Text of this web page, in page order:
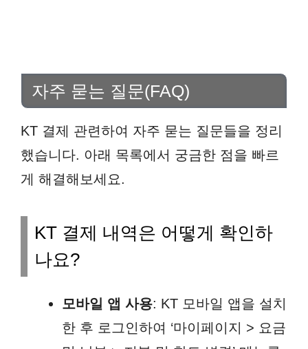
자주 묻는 질문(FAQ)
KT 결제 관련하여 자주 묻는 질문들을 정리
했습니다. 아래 목록에서 궁금한 점을 빠르
게 해결해보세요.
KT 결제 내역은 어떻게 확인하
나요?
모바일 앱 사용: KT 모바일 앱을 설치
한 후 로그인하여 ‘마이페이지 > 요금